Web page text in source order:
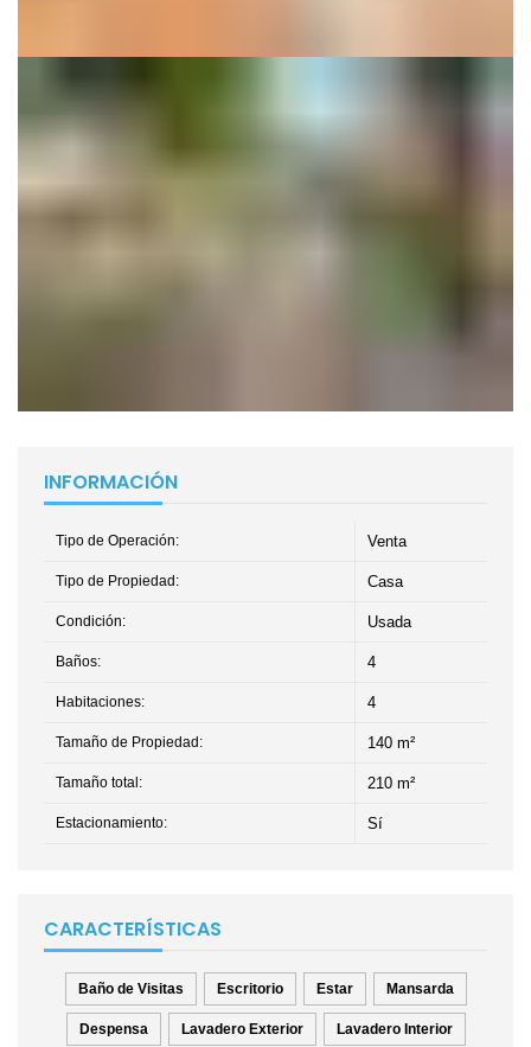
INFORMACIÓN
Tipo de Operación: Venta
Tipo de Propiedad: Casa
Condición: Usada
Baños: 4
Habitaciones: 4
Tamaño de Propiedad: 140 m²
Tamaño total: 210 m²
Estacionamiento: Sí
CARACTERÍSTICAS
Baño de Visitas Escritorio Estar Mansarda
Despensa Lavadero Exterior Lavadero Interior